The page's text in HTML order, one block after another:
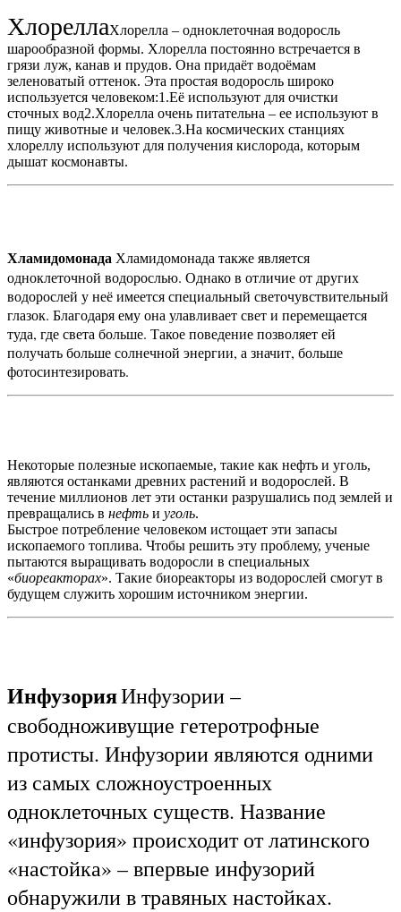
ХлореллаХлорелла – одноклеточная водоросль
шарообразной формы. Хлорелла постоянно встречается в
грязи луж, канав и прудов. Она придаёт водоёмам
зеленоватый оттенок. Эта простая водоросль широко
используется человеком:1.Её используют для очистки
сточных вод2.Хлорелла очень питательна – ее используют в
пищу животные и человек.3.На космических станциях
хлореллу используют для получения кислорода, которым
дышат космонавты.
Хламидомонада Хламидомонада также является
одноклеточной водорослью. Однако в отличие от других
водорослей у неё имеется специальный светочувствительный
глазок. Благодаря ему она улавливает свет и перемещается
туда, где света больше. Такое поведение позволяет ей
получать больше солнечной энергии, а значит, больше
фотосинтезировать.
Некоторые полезные ископаемые, такие как нефть и уголь,
являются останками древних растений и водорослей. В
течение миллионов лет эти останки разрушались под землей и
превращались в нефть и уголь.
Быстрое потребление человеком истощает эти запасы
ископаемого топлива. Чтобы решить эту проблему, ученые
пытаются выращивать водоросли в специальных
«биореакторах». Такие биореакторы из водорослей смогут в
будущем служить хорошим источником энергии.
ИнфузорияИнфузории –
свободноживущие гетеротрофные
протисты. Инфузории являются одними
из самых сложноустроенных
одноклеточных существ. Название
«инфузория» происходит от латинского
«настойка» – впервые инфузорий
обнаружили в травяных настойках.